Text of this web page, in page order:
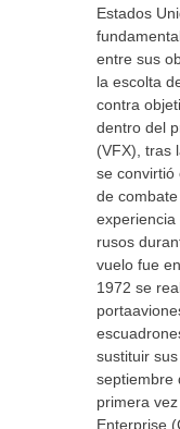
Estados
entre sus
la escolta
contra
dentro del
(VFX), tras
se convirtió
de
experiencia
rusos
vuelo fue
1972 se
sustituir
septiembre
primera
Enterprise